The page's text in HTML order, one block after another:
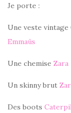
Je porte :
Une veste
Emmaüs
Une chemise Zara
Un skinny brut
Des boots